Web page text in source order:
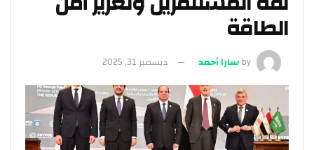
الطاقة
byسارا أحمد ديسمبر 31, 2025